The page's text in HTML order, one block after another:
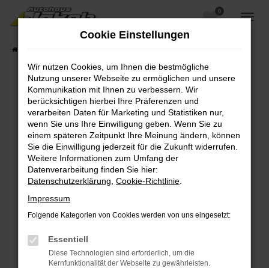
Zum
Hauptinhalt
0
Fehler: Network Error
Beim Laden ist ein Fehler aufgetreten.
Hier sind ein paar Tipps, die dir helfen können:
Überprüfe deine Firewall und deine
Internetverbindung.
Laden andere Webseiten, zum Beispiel deine
Suchmaschine?
Prüfe deine Browsererweiterungen.
Manche Erweiterungen, wie Werbeblocker,
können das Laden bestimmter Seiten
verhindern. Funktioniert die Seite in einem
Cookie Einstellungen
Wir nutzen Cookies, um Ihnen die bestmögliche
Nutzung unserer Webseite zu ermöglichen und unsere
Kommunikation mit Ihnen zu verbessern. Wir
berücksichtigen hierbei Ihre Präferenzen und
verarbeiten Daten für Marketing und Statistiken nur,
wenn Sie uns Ihre Einwilligung geben. Wenn Sie zu
einem späteren Zeitpunkt Ihre Meinung ändern, können
Sie die Einwilligung jederzeit für die Zukunft widerrufen.
Weitere Informationen zum Umfang der
Datenverarbeitung finden Sie hier:
Datenschutzerklärung Cookie-Richtlinie
Impressum
Folgende Kategorien von Cookies werden von uns eingesetzt:
Essentiell
Diese Technologien sind erforderlich, um die
Kernfunktionalität der Webseite zu gewährleisten.